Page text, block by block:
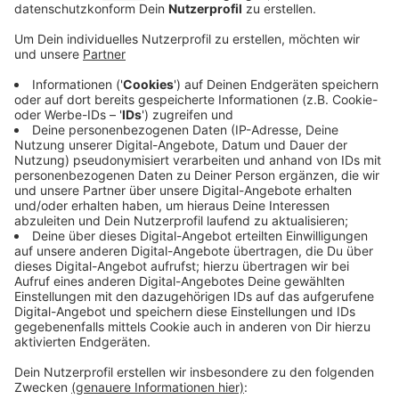
Anzeige
In sozialen Medien wird ein dunkler Opel Astra mit
polnischem Kennzeichen beschrieben. Eine ältere Frau
soll im Auto sitzen. Ein Mann soll daneben stehen und
gezielt Autofahrer anhalten. Der Mann soll erzählt
haben, sein Vater liege in Frankfurt im Krankenhaus. Er
brauche dringend Geld für Benzin. So wolle er offenbar
Bargeld von hilfsbereiten Fahrern bekommen. Auf
Anfrage der NRZ hat die Polizei im Kreis Borken die
Masche grundsätzlich bestätigt. Nach Polizeiangaben
wird an Autobahnauffahrten immer wieder unter
falschen Angaben um Geld gebettelt. Die Polizei
spricht dabei von Betrug.
Anzeige